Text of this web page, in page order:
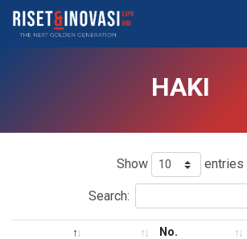
HAKI
Show entries
Search:
No.